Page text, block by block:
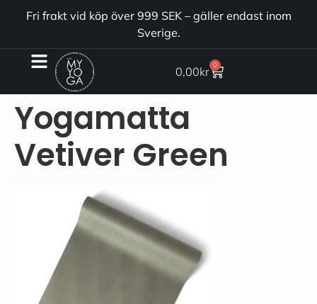
Fri frakt vid köp över 999 SEK – gäller endast inom
Sverige.
0,00kr 0
Yogamatta
Vetiver Green